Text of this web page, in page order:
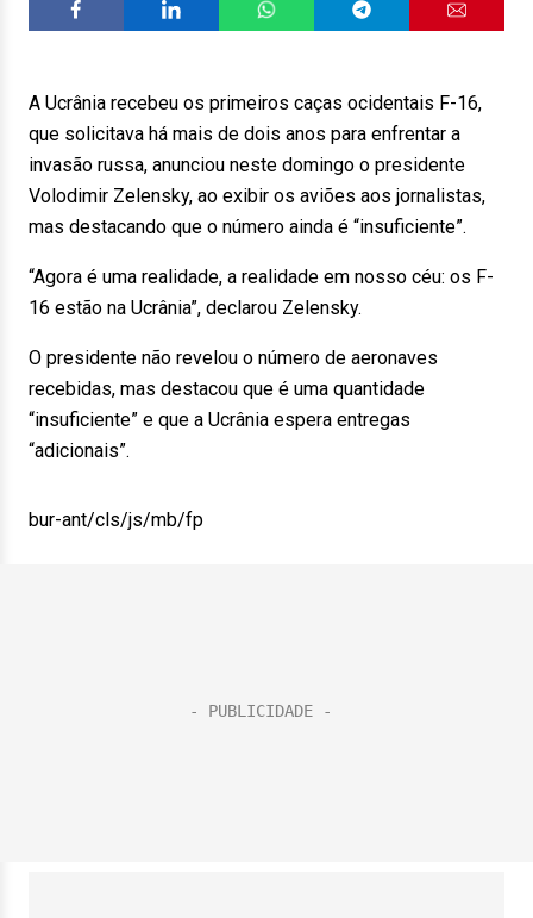
A Ucrânia recebeu os primeiros caças ocidentais F-16,
que solicitava há mais de dois anos para enfrentar a
invasão russa, anunciou neste domingo o presidente
Volodimir Zelensky, ao exibir os aviões aos jornalistas,
mas destacando que o número ainda é “insuficiente”.
“Agora é uma realidade, a realidade em nosso céu: os F-
16 estão na Ucrânia”, declarou Zelensky.
O presidente não revelou o número de aeronaves
recebidas, mas destacou que é uma quantidade
“insuficiente” e que a Ucrânia espera entregas
“adicionais”.
bur-ant/cls/js/mb/fp